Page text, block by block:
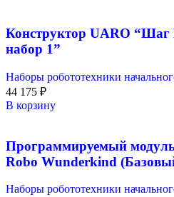
Конструктор UARO
набор 1”
Наборы робототехники
44 175 ₽
В корзину
Программируемый
Robo Wunderkind
Наборы робототехники